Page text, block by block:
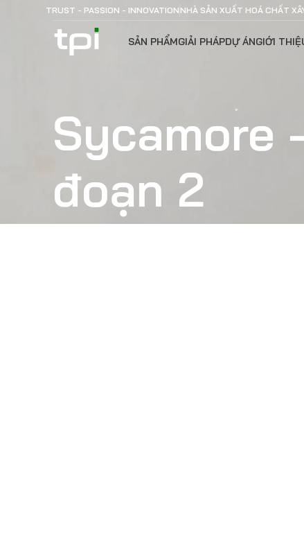
TRUST - PASSION - INNOVATION NHÀ SẢN XUẤT HOÁ CHẤT
SẢN PHẨMGIẢI PHÁPDỰ ÁNGIỚI
Sycamore
đoạn 2